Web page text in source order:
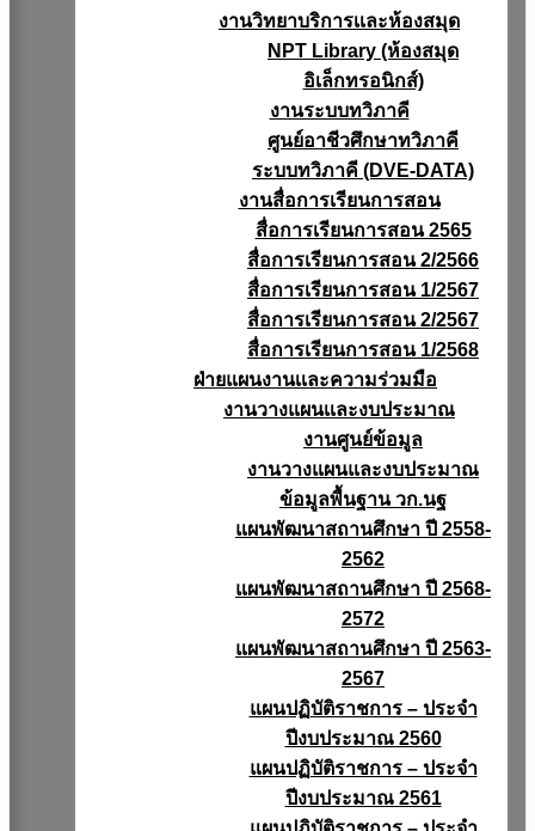
งานวิทยาบริการเเละห้องสมุด
NPT Library (ห้องสมุด
อิเล็กทรอนิกส์)
งานระบบทวิภาคี
ศูนย์อาชีวศึกษาทวิภาคี
ระบบทวิภาคี (DVE-DATA)
งานสื่อการเรียนการสอน
สื่อการเรียนการสอน 2565
สื่อการเรียนการสอน 2/2566
สื่อการเรียนการสอน 1/2567
สื่อการเรียนการสอน 2/2567
สื่อการเรียนการสอน 1/2568
ฝ่ายแผนงานเเละความร่วมมือ
งานวางแผนเเละงบประมาณ
งานศูนย์ข้อมูล
งานวางแผนและงบประมาณ
ข้อมูลพื้นฐาน วก.นฐ
แผนพัฒนาสถานศึกษา ปี 2558-
2562
แผนพัฒนาสถานศึกษา ปี 2568-
2572
แผนพัฒนาสถานศึกษา ปี 2563-
2567
แผนปฏิบัติราชการ – ประจำ
ปีงบประมาณ 2560
แผนปฏิบัติราชการ – ประจำ
ปีงบประมาณ 2561